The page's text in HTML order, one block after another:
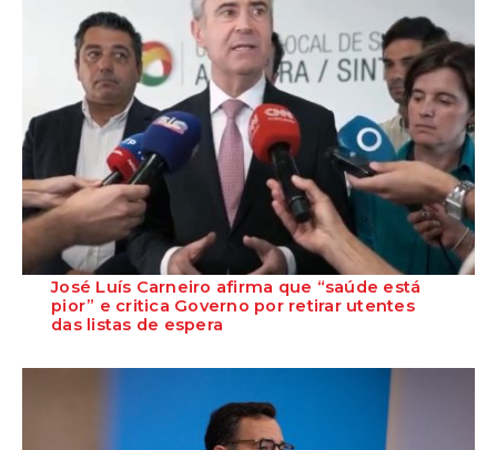
José Luís Carneiro afirma que “saúde está
pior” e critica Governo por retirar utentes
das listas de espera